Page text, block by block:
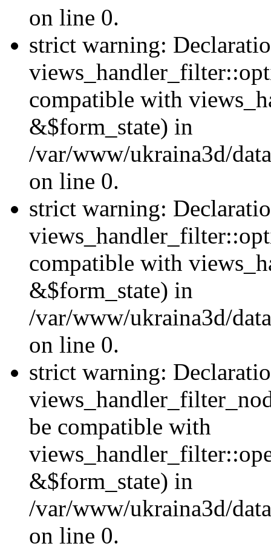
on line 0.
strict warning:
compatible with
&$form_state) in
/var/www/ukraina3d/
on line 0.
strict warning:
compatible with
&$form_state) in
/var/www/ukraina3d/
on line 0.
strict warning:
be compatible with
&$form_state) in
/var/www/ukraina3d/
on line 0.